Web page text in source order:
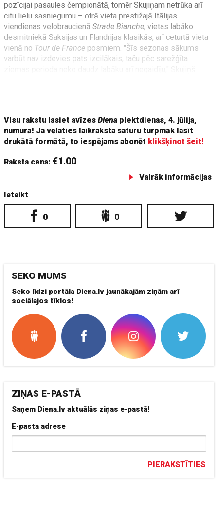
pozīcijai pasaules čempionātā, tomēr Skujiņam netrūka arī
citu lielu sasniegumu – otrā vieta prestižajā Itālijas
viendienas velobraucienāStrade Bianche, vietas labāko
desmitniekā Saksijas un Flandrijas klasikās, arī ceturtā vieta
vienā no Tour de France posmiem. "Šīs sezonas sākums
varbūt nav izdevies pats izcilākais, taču pēc sarežģīta
Visu rakstu lasiet avīzesDiena piektdienas, 4. jūlija,
numurā! Ja vēlaties laikraksta saturu turpmāk lasīt
drukātā formātā, to iespējams abonēt klikšķinot šeit!
Raksta cena:€1.00
Vairāk informācijas
Ieteikt
0 0
SEKO MUMS
Seko līdzi portāla Diena.lv jaunākajām ziņām arī
sociālajos tīklos!
ZIŅAS E-PASTĀ
Saņem Diena.lv aktuālās ziņas e-pastā!
E-pasta adrese
PIERAKSTĪTIES